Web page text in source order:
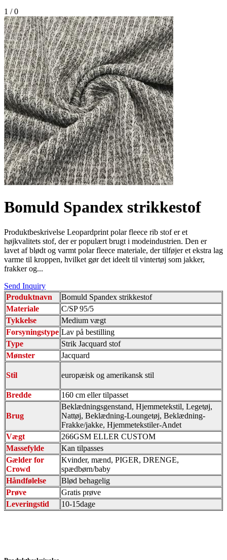
1 / 0
Bomuld Spandex strikkestof
Produktbeskrivelse Leopardprint polar fleece rib stof er et
højkvalitets stof, der er populært brugt i modeindustrien. Den er
lavet af blødt og varmt polar fleece materiale, der tilføjer et ekstra lag
varme til kroppen, hvilket gør det ideelt til vintertøj som jakker,
frakker og...
Send Inquiry
Produktnavn
Bomuld Spandex strikkestof
Materiale
C/SP 95/5
Tykkelse
Medium vægt
Forsyningstype Lav på bestilling
Type
Strik Jacquard stof
Mønster
Jacquard
Stil europæisk og amerikansk stil
Bredde 160 cm eller tilpasset
Brug
Beklædningsgenstand, Hjemmetekstil, Legetøj,
Nattøj, Beklædning-Loungetøj, Beklædning-
Frakke/jakke, Hjemmetekstiler-Andet
Vægt
266GSM ELLER CUSTOM
Massefylde
Kan tilpasses
Gælder for
Crowd
Kvinder, mænd, PIGER, DRENGE,
spædbørn/baby
Håndfølelse
Blød behagelig
Prøve
Gratis prøve
Leveringstid
10-15dage